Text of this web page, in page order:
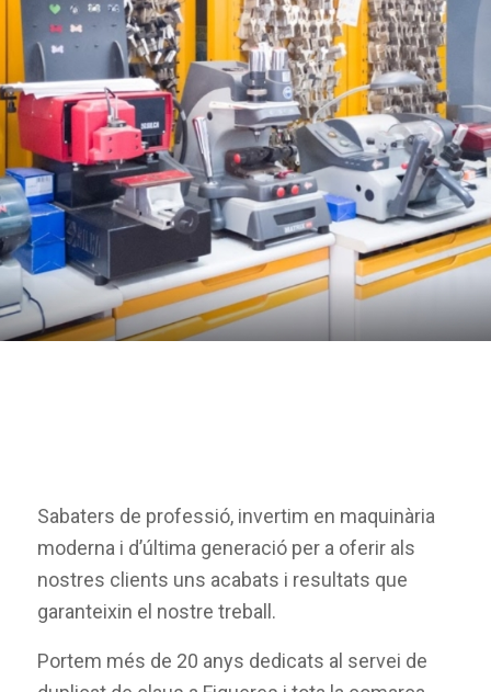
Sabaters de professió, invertim en maquinària
moderna i d’última generació per a oferir als
nostres clients uns acabats i resultats que
garanteixin el nostre treball.
Portem més de 20 anys dedicats al servei de